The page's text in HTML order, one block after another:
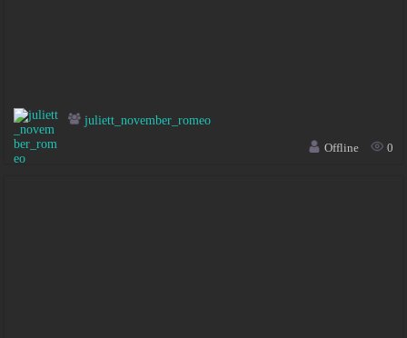
juliett_november_romeo
Offline
0